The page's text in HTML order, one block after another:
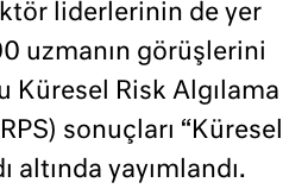
liderlerinin de yer
uzmanın görüşlerini
Küresel Risk Algılama
sonuçları “Küresel
altında yayımlandı.